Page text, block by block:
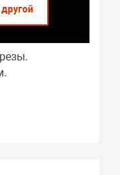
другойКлассика.